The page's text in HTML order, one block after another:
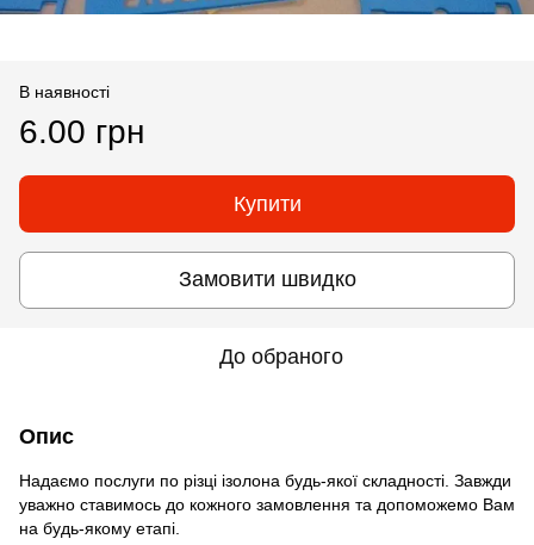
В наявності
6.00 грн
Купити
Замовити швидко
До обраного
Опис
Надаємо послуги по різці ізолона будь-якої складності. Завжди
уважно ставимось до кожного замовлення та допоможемо Вам
на будь-якому етапі.